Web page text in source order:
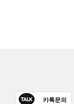
카톡문의